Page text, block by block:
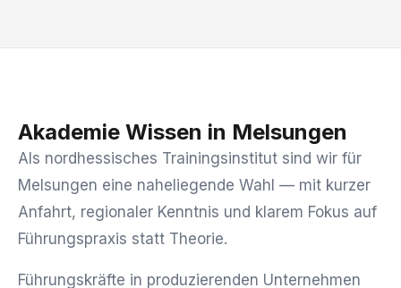
Akademie Wissen in Melsungen
Als nordhessisches Trainingsinstitut sind wir für
Melsungen eine naheliegende Wahl — mit kurzer
Anfahrt, regionaler Kenntnis und klarem Fokus auf
Führungspraxis statt Theorie.
Führungskräfte in produzierenden Unternehmen